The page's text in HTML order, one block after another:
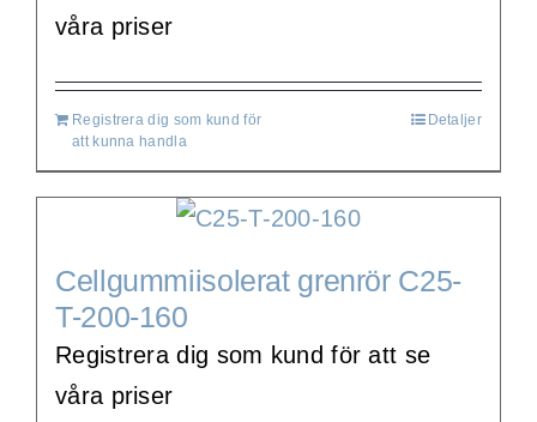
våra priser
Registrera dig som kund för
att kunna handla
Detaljer
Cellgummiisolerat grenrör C25-
T-200-160
Registrera dig som kund för att se
våra priser